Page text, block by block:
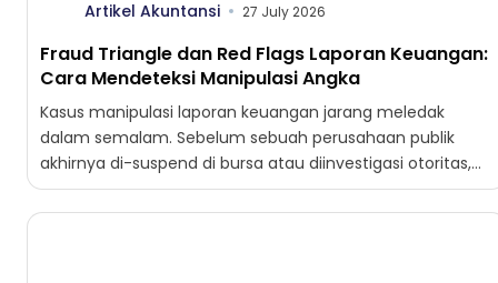
Artikel Akuntansi 27 July 2026
Fraud Triangle dan Red Flags Laporan Keuangan:
Cara Mendeteksi Manipulasi Angka
Kasus manipulasi laporan keuangan jarang meledak
dalam semalam. Sebelum sebuah perusahaan publik
akhirnya di-suspend di bursa atau diinvestigasi otoritas,
angkanya sudah mengirim sinyal selama beberapa...